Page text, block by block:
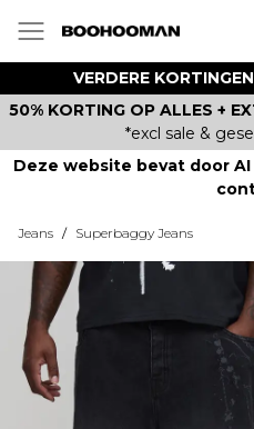
VERDERE
50% KORTING OP ALLES +
*excl sale &
Deze website bevat door
Jeans / Superbaggy Jeans